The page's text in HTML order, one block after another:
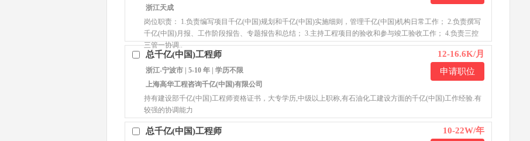
浙江天成
岗位职责： 1.负责编写项目千亿(中国)规划和千亿(中国)实施细则，管理千亿(中国)机构日常工作； 2.负责撰写
千亿(中国)月报、工作阶段报告、专题报告和总结； 3.主持工程项目的验收和参与竣工验收工作； 4.负责三控
三管一协调..
总千亿(中国)工程师
浙江-宁波市 | 5-10 年 | 学历不限
上海高华工程咨询千亿(中国)有限公司
12-16.6K/月
申请职位
持有建设部千亿(中国)工程师资格证书，大专学历,中级以上职称,有石油化工建设方面的千亿(中国)工作经验.有
较强的协调能力
总千亿(中国)工程师 10-22W/年